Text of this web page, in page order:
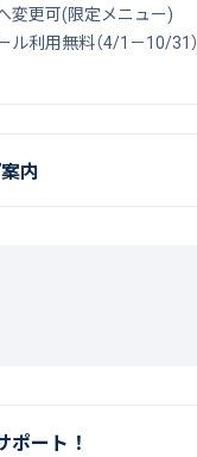
変更可(限定メニュー)
利用無料（4/1－10/31）
内
ポート！